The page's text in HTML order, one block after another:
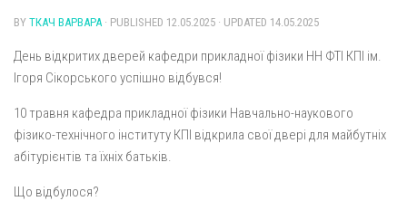
BY ТКАЧ ВАРВАРА · PUBLISHED 12.05.2025 · UPDATED 14.05.2025
День відкритих дверей кафедри прикладної фізики НН ФТІ КПІ ім.
Ігоря Сікорського успішно відбувся!
10 травня кафедра прикладної фізики Навчально-наукового
фізико-технічного інституту КПІ відкрила свої двері для майбутніх
абітурієнтів та їхніх батьків.
Що відбулося?